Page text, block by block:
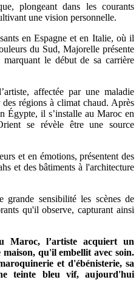
plongeant dans les courants
une vision personnelle.
en Espagne et en Italie, où il
du Sud, Majorelle présente
le début de sa carrière
affectée par une maladie
régions à climat chaud. Après
Égypte, il s’installe au Maroc en
se révèle être une source
et en émotions, présentent des
et des bâtiments à l'architecture
grande sensibilité les scènes de
qu'il observe, capturant ainsi
Maroc, l’artiste acquiert un
qu'il embellit avec soin.
et d'ébénisterie, sa
teinte bleu vif, aujourd'hui